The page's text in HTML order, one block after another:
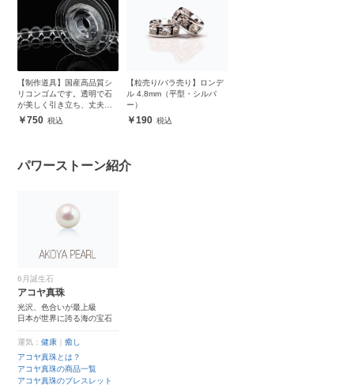
【制作道具】国産高品質シ
リコンゴムです。透明で石
が美しく引き立ち、丈夫で
安心750
【粒売り/バラ売り】ロンデ
ル 4.8mm（平型・シルバ
ー）
190
パワーストーン紹介
6月誕生石
アコヤ真珠
光沢、色合いが最上級
日本が世界に誇る海の宝石
運気：健康 ｜癒し
アコヤ真珠とは？
アコヤ真珠の商品一覧
アコヤ真珠のブレスレット